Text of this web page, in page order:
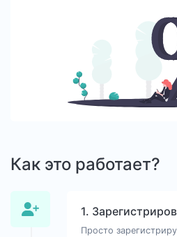
Как это работает?
1.
Просто